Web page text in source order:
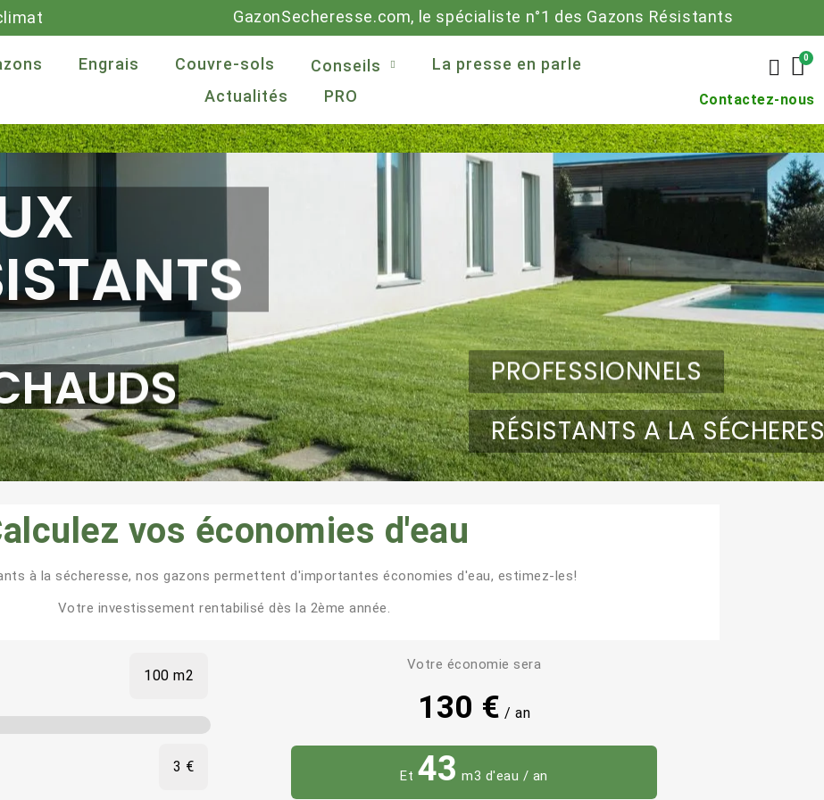
GazonSecheresse.com, le spécialiste n°1 des Gazons Résistants
Engrais Couvre-sols Conseils
La presse en parle
Actualités
PRO Contactez-nous
RÉSISTANT
ÉCONOMIQUE
ESTHÉTIQUE
vos économies d'eau
à la sécheresse, nos gazons permettent d'importantes économies d'eau, estimez-les!
Votre investissement rentabilisé dès la 2ème année.
100 m2
3 €
Votre économie sera
130 € / an
Et 43 m3 d'eau / an